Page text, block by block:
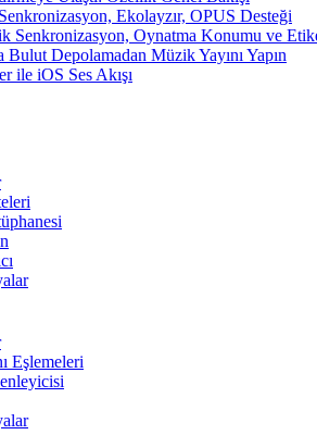
Ekolayzır, OPUS Desteği
Senkronizasyon, Oynatma Konumu ve
Depolamadan Müzik Yayını Yapın
ile iOS Ses Akışı
Eşlemeleri